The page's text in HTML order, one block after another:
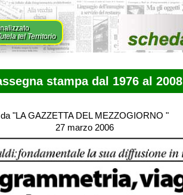
tel Territorio
stampa dal 1976 al 2008
da "LA GAZZETTA DEL MEZZOGIORNO "
27 marzo 2006